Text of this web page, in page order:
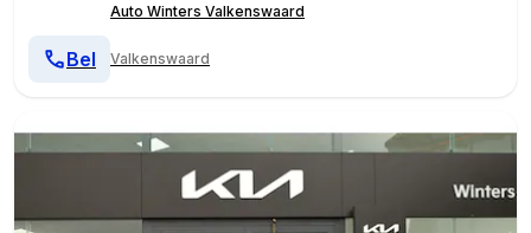
Auto Winters Valkenswaard
Valkenswaard
Bel